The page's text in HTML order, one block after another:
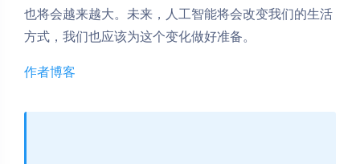
也将会越来越大。未来，人工智能将会改变我们的生活
方式，我们也应该为这个变化做好准备。
作者博客